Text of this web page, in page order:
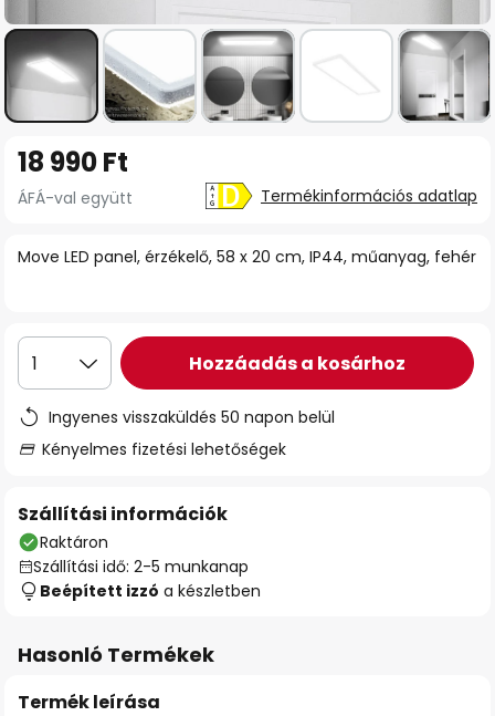
képgaléria
Move LED panel, érzékelő, 58 x 20 cm, IP44, műanyag, fehér
18 990 Ft
ÁFÁ-val együtt Termékinformációs adatlap
1 Hozzáadás a kosárhoz
Ingyenes visszaküldés 50 napon belül
Kényelmes fizetési lehetőségek
Szállítási információk
Raktáron
Szállítási idő: 2-5 munkanap
Beépített izzó a készletben
Hasonló Termékek
Termék leírása